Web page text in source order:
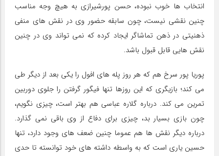
انتخاب ها خوب نبوده، حسن پورشیرازی به هیچ وجه مناسب
چنین نقشی نیست، چون سابقه حضور وی در نقش های منفی
ذهنیتی در ذهن تماشاگر ایجاد کرده که نمی تواند وی در چنین
نقش هایی قابل قبول باشد.
پوریا پور سرخ هم که هر روز پله های افول را یکی بعد از دیگر طی
می کند؛ بازیگری که این روزها تنها فیگور گرفتن را جلوی دوربین
تمرین می کند. درباره گلاره عباسی هم بهتر است، چیزی نگویم،
چون بازی بسیار بد، چیزی برای دفاع از وی باقی نمی گذارد.
درباره دیگر نقش ها هم عموما چنین ضعف های وجود دارد، تنها
حسین یاری است که به واسطه داشته های خود توانسته تا حدی